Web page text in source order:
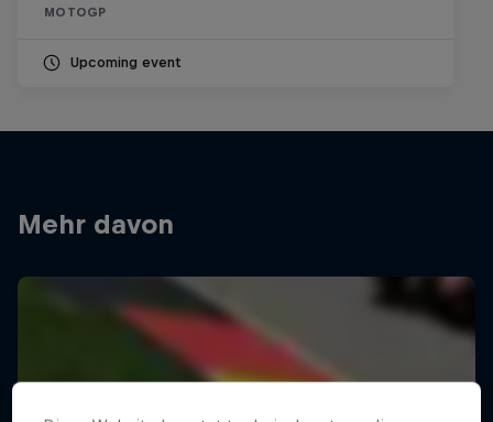
MOTOGP
Upcoming event
Mehr davon